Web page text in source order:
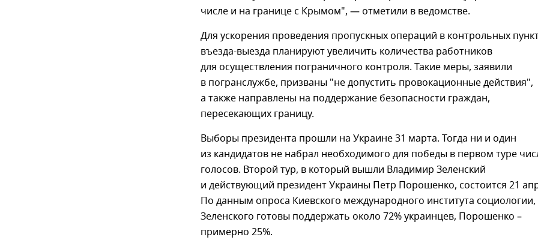
числе и на границе с Крымом", — отметили в ведомстве.
Для ускорения проведения пропускных операций в контрольных
въезда-выезда планируют увеличить количества работников
для осуществления пограничного контроля. Такие меры, заявили
в погранслужбе, призваны "не допустить провокационные действия",
а также направлены на поддержание безопасности граждан,
пересекающих границу.
Выборы президента прошли на Украине 31 марта. Тогда ни и один
из кандидатов не набрал необходимого для победы в первом туре
голосов. Второй тур, в который вышли Владимир Зеленский
и действующий президент Украины Петр Порошенко, состоится 21
По данным опроса Киевского международного института социологии,
Зеленского готовы поддержать около 72% украинцев, Порошенко –
примерно 25%.